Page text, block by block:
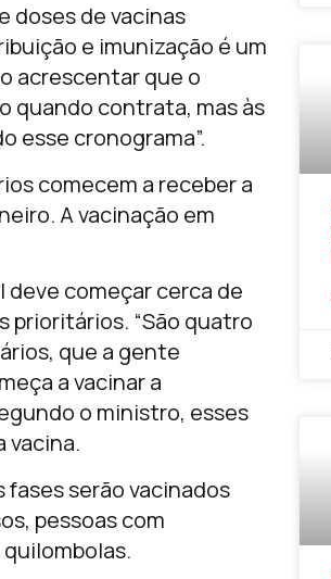
doses de vacinas
e imunização é um
acrescentar que o
quando contrata, mas às
esse cronograma”.
comecem a receber a
A vacinação em
deve começar cerca de
prioritários. “São quatro
que a gente
a vacinar a
o ministro, esses
vacina.
fases serão vacinados
pessoas com